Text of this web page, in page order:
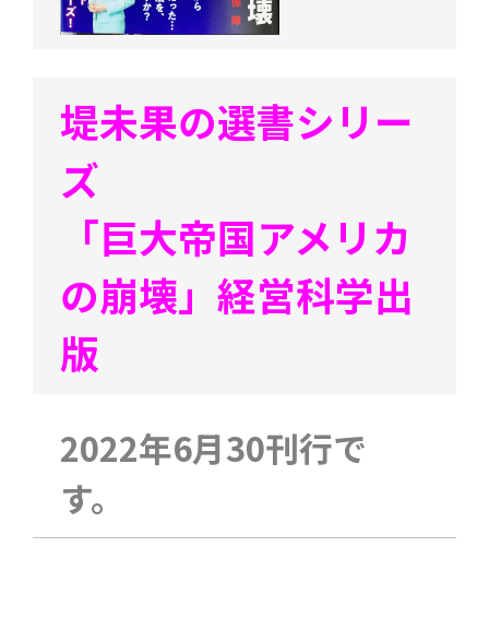
堤未果の選書シリー
ズ
「巨大帝国アメリカ
の崩壊」経営科学出
版
2022年6月30刊行で
す。